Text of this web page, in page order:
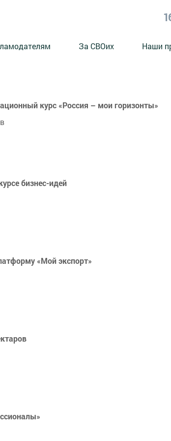
За СВОих Наши
курс «Россия – мои горизонты»
бизнес-идей
«Мой экспорт»